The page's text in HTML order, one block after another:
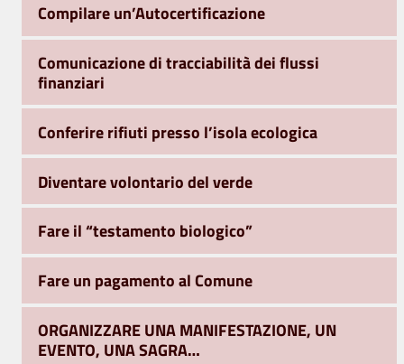
Compilare un’Autocertificazione
Comunicazione di tracciabilità dei flussi
finanziari
Conferire rifiuti presso l’isola ecologica
Diventare volontario del verde
Fare il “testamento biologico”
Fare un pagamento al Comune
ORGANIZZARE UNA MANIFESTAZIONE, UN
EVENTO, UNA SAGRA…